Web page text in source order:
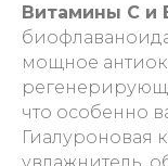
Витамины С и
мощное
что особенно
Гиалуроновая